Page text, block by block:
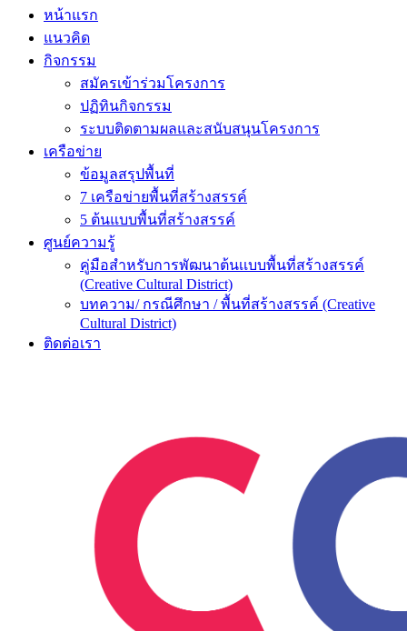
หน้าแรก
แนวคิด
กิจกรรม
สมัครเข้าร่วมโครงการ
ปฏิทินกิจกรรม
ระบบติดตามผลและสนับสนุนโครงการ
เครือข่าย
ข้อมูลสรุปพื้นที่
7 เครือข่ายพื้นที่สร้างสรรค์
5 ต้นแบบพื้นที่สร้างสรรค์
ศูนย์ความรู้
คู่มือสำหรับการพัฒนาต้นเเบบพื้นที่สร้างสรรค์
(Creative Cultural District)
บทความ/ กรณีศึกษา / พื้นที่สร้างสรรค์ (Creative
Cultural District)
ติดต่อเรา